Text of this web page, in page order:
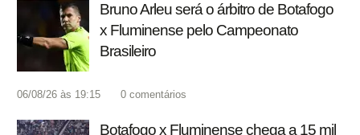
Bruno Arleu será o árbitro de Botafogo
x Fluminense pelo Campeonato
Brasileiro
06/08/26 às 19:15 0 comentários
Botafogo x Fluminense chega a 15 mil